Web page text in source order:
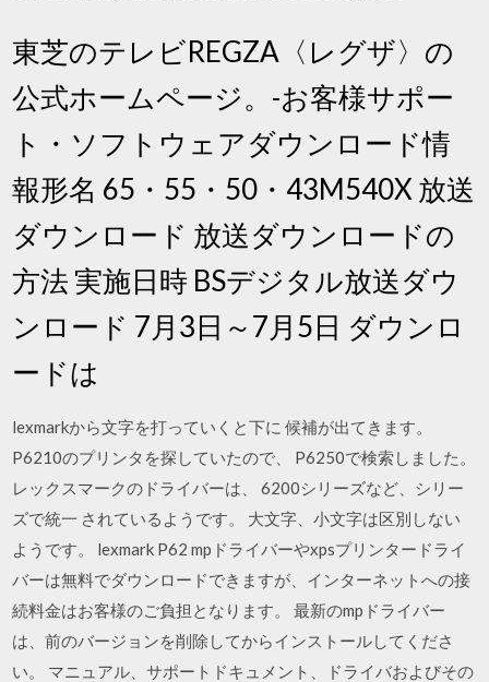
東芝のテレビREGZA〈レグザ〉の
公式ホームページ。-お客様サポー
ト・ソフトウェアダウンロード情
報形名 65・55・50・43M540X 放送
ダウンロード 放送ダウンロードの
方法 実施日時 BSデジタル放送ダウ
ンロード 7月3日～7月5日 ダウンロ
ードは
lexmarkから文字を打っていくと下に 候補が出てきます。
P6210のプリンタを探していたので、 P6250で検索しました。
レックスマークのドライバーは、 6200シリーズなど、シリー
ズで統一 されているようです。 大文字、小文字は区別しない
ようです。 lexmark P62 mpドライバーやxpsプリンタードライ
バーは無料でダウンロードできますが、インターネットへの接
続料金はお客様のご負担となります。 最新のmpドライバー
は、前のバージョンを削除してからインストールしてくださ
い。 マニュアル、サポートドキュメント、ドライバおよびその